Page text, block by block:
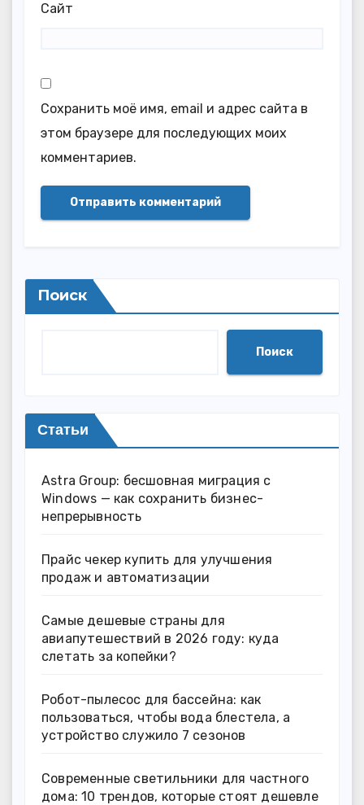
Сайт
Сохранить моё имя, email и адрес сайта в
этом браузере для последующих моих
комментариев.
Поиск
Поиск
Статьи
Astra Group: бесшовная миграция с
Windows — как сохранить бизнес-
непрерывность
Прайс чекер купить для улучшения
продаж и автоматизации
Самые дешевые страны для
авиапутешествий в 2026 году: куда
слетать за копейки?
Робот-пылесос для бассейна: как
пользоваться, чтобы вода блестела, а
устройство служило 7 сезонов
Современные светильники для частного
дома: 10 трендов, которые стоят дешевле